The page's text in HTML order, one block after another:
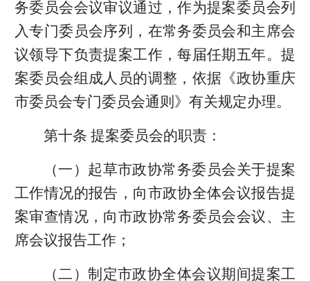
务委员会会议审议通过，作为提案委员会列
入专门委员会序列，在常务委员会和主席会
议领导下负责提案工作，每届任期五年。提
案委员会组成人员的调整，依据《政协重庆
市委员会专门委员会通则》有关规定办理。
第十条 提案委员会的职责：
（一）起草市政协常务委员会关于提案
工作情况的报告，向市政协全体会议报告提
案审查情况，向市政协常务委员会会议、主
席会议报告工作；
（二）制定市政协全体会议期间提案工